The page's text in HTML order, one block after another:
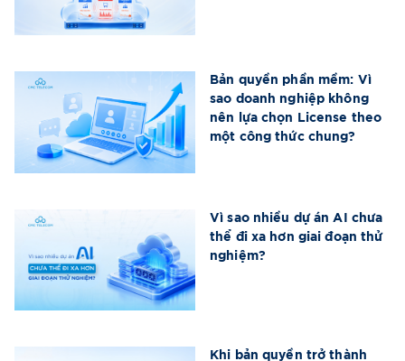
Bản quyền phần mềm: Vì
sao doanh nghiệp không
nên lựa chọn License theo
một công thức chung?
Vì sao nhiều dự án AI chưa
thể đi xa hơn giai đoạn thử
nghiệm?
Khi bản quyền trở thành